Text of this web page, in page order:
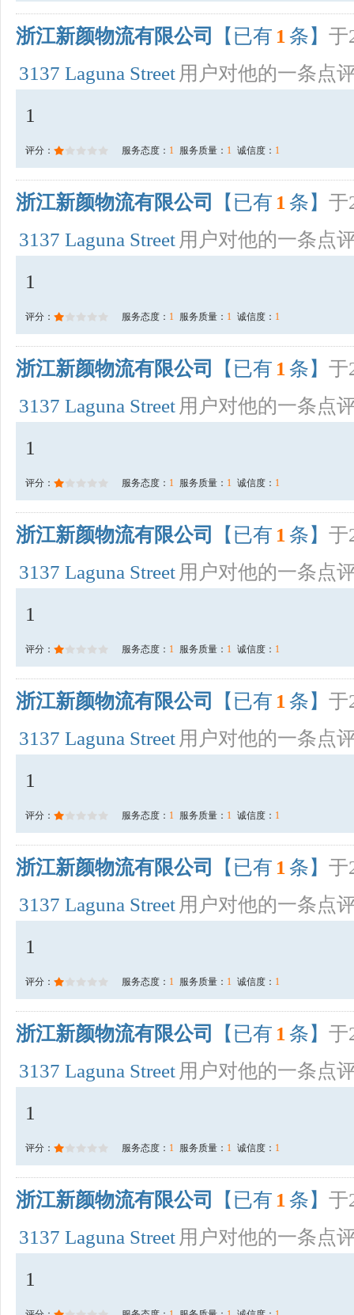
浙江新颜物流有限公司 【已有 1 条】 于
3137 Laguna Street 用户对他的一条点
1
评分： 服务态度： 1 服务质量： 1 诚信度： 1
浙江新颜物流有限公司 【已有 1 条】 于
3137 Laguna Street 用户对他的一条点
1
评分： 服务态度： 1 服务质量： 1 诚信度： 1
浙江新颜物流有限公司 【已有 1 条】 于
3137 Laguna Street 用户对他的一条点
1
评分： 服务态度： 1 服务质量： 1 诚信度： 1
浙江新颜物流有限公司 【已有 1 条】 于
3137 Laguna Street 用户对他的一条点
1
评分： 服务态度： 1 服务质量： 1 诚信度： 1
浙江新颜物流有限公司 【已有 1 条】 于
3137 Laguna Street 用户对他的一条点
1
评分： 服务态度： 1 服务质量： 1 诚信度： 1
浙江新颜物流有限公司 【已有 1 条】 于
3137 Laguna Street 用户对他的一条点
1
评分： 服务态度： 1 服务质量： 1 诚信度： 1
浙江新颜物流有限公司 【已有 1 条】 于
3137 Laguna Street 用户对他的一条点
1
评分： 服务态度： 1 服务质量： 1 诚信度： 1
浙江新颜物流有限公司 【已有 1 条】 于
3137 Laguna Street 用户对他的一条点
1